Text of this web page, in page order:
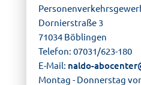
Dornierstraße 3
71034 Böblingen
Telefon: 07031/623-180
E-Mail: naldo-
Montag - Donnerstag